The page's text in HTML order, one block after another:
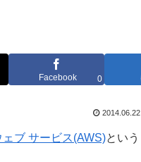
Facebook 0
2014.06.22
ブ サービス(AWS)とい